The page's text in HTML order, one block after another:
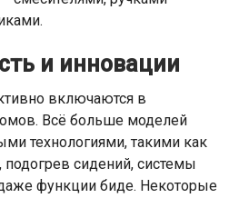
и инновации
включаются в
Всё больше моделей
технологиями, такими как
сидений, системы
функции биде. Некоторые